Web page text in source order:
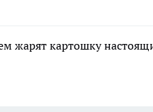
жарят картошку